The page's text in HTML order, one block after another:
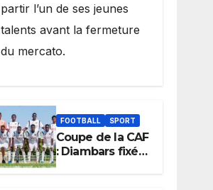
partir l’un de ses jeunes
talents avant la fermeture
du mercato.
FOOTBALL SPORT
Coupe de la CAF
: Diambars fixé
sur son destin